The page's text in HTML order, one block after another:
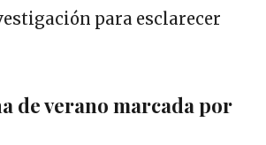
para esclarecer
de verano marcada por